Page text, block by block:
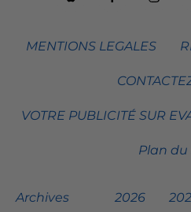
MENTIONS LEGALES
VOTRE PUBLICITÉ SUR
Plan du
Archives 2026